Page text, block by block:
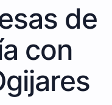
de
con